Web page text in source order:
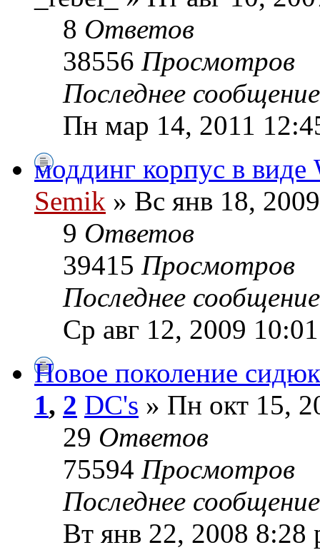
8 Ответов
38556 Просмотров
Последнее
Пн мар 14, 2011
моддинг корпус в
Semik » Вс янв 18,
9 Ответов
39415 Просмотров
Последнее
Ср авг 12, 2009
Новое поколение
1, 2 DC's » Пн окт 15,
29 Ответов
75594 Просмотров
Последнее
Вт янв 22, 2008 8:28